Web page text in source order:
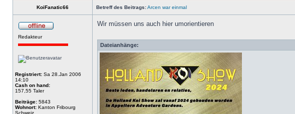
KoiFanatic66 Betreff des Beitrags:Arcen war einmal
Redakteur
Registriert: Sa 28.Jan 2006
14:10
Cash on hand:
157,55 Taler
Beiträge: 5843
Wohnort: Kanton Fribourg
Schweiz
Wir müssen uns auch hier umorientieren
Dateianhänge: